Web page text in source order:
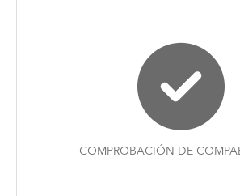
COMPROBACIÓN DE